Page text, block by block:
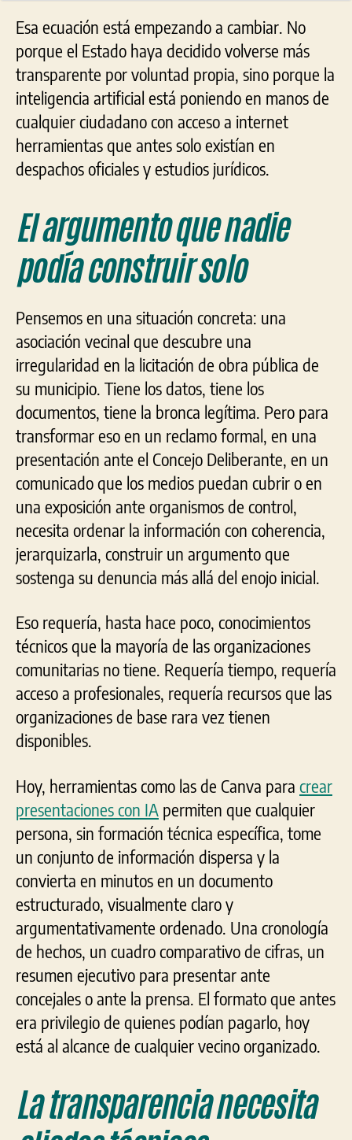
Esa ecuación está empezando a cambiar. No
porque el Estado haya decidido volverse más
transparente por voluntad propia, sino porque la
inteligencia artificial está poniendo en manos de
cualquier ciudadano con acceso a internet
herramientas que antes solo existían en
despachos oficiales y estudios jurídicos.
El argumento que nadie
podía construir solo
Pensemos en una situación concreta: una
asociación vecinal que descubre una
irregularidad en la licitación de obra pública de
su municipio. Tiene los datos, tiene los
documentos, tiene la bronca legítima. Pero para
transformar eso en un reclamo formal, en una
presentación ante el Concejo Deliberante, en un
comunicado que los medios puedan cubrir o en
una exposición ante organismos de control,
necesita ordenar la información con coherencia,
jerarquizarla, construir un argumento que
sostenga su denuncia más allá del enojo inicial.
Eso requería, hasta hace poco, conocimientos
técnicos que la mayoría de las organizaciones
comunitarias no tiene. Requería tiempo, requería
acceso a profesionales, requería recursos que las
organizaciones de base rara vez tienen
disponibles.
Hoy, herramientas como las de Canva para crear
presentaciones con IA permiten que cualquier
persona, sin formación técnica específica, tome
un conjunto de información dispersa y la
convierta en minutos en un documento
estructurado, visualmente claro y
argumentativamente ordenado. Una cronología
de hechos, un cuadro comparativo de cifras, un
resumen ejecutivo para presentar ante
concejales o ante la prensa. El formato que antes
era privilegio de quienes podían pagarlo, hoy
está al alcance de cualquier vecino organizado.
La transparencia necesita